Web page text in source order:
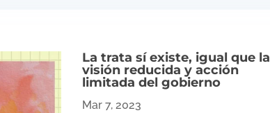
La trata sí existe, igual que la
visión reducida y acción
limitada del gobierno
Mar 7, 2023